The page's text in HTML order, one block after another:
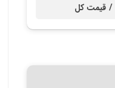
قیمت کل